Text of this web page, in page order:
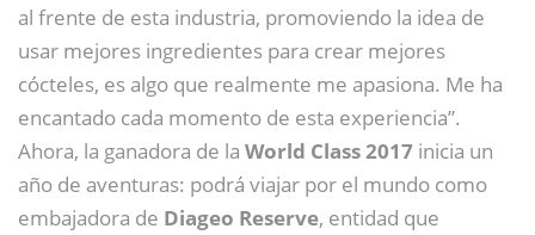
al frente de esta industria, promoviendo la idea de
usar mejores ingredientes para crear mejores
cócteles, es algo que realmente me apasiona. Me ha
encantado cada momento de esta experiencia”.
Ahora, la ganadora de la World Class 2017 inicia un
año de aventuras: podrá viajar por el mundo como
embajadora de Diageo Reserve, entidad que